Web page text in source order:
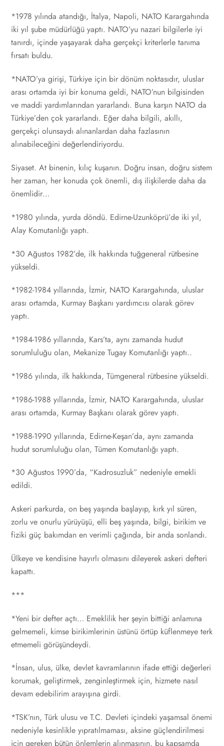
*1978 yılında atandığı, İtalya, Napoli, NATO Karargahında
iki yıl şube müdürlüğü yaptı. NATO’yu nazari bilgilerle iyi
tanırdı, içinde yaşayarak daha gerçekçi kriterlerle tanıma
fırsatı buldu.
*NATO’ya girişi, Türkiye için bir dönüm noktasıdır, uluslar
arası ortamda iyi bir konuma geldi, NATO’nun bilgisinden
ve maddi yardımlarından yararlandı. Buna karşın NATO da
Türkiye’den çok yararlandı. Eğer daha bilgili, akıllı,
gerçekçi olunsaydı alınanlardan daha fazlasının
alınabileceğini değerlendiriyordu.
Siyaset. At binenin, kılıç kuşanın. Doğru insan, doğru sistem
her zaman, her konuda çok önemli, dış ilişkilerde daha da
önemlidir…
*1980 yılında, yurda döndü. Edirne-Uzunköprü’de iki yıl,
Alay Komutanlığı yaptı.
*30 Ağustos 1982’de, ilk hakkında tuğgeneral rütbesine
yükseldi.
*1982-1984 yıllarında, İzmir, NATO Karargahında, uluslar
arası ortamda, Kurmay Başkanı yardımcısı olarak görev
yaptı.
*1984-1986 yıllarında, Kars’ta, aynı zamanda hudut
sorumluluğu olan, Mekanize Tugay Komutanlığı yaptı..
*1986 yılında, ilk hakkında, Tümgeneral rütbesine yükseldi.
*1986-1988 yıllarında, İzmir, NATO Karargahında, uluslar
arası ortamda, Kurmay Başkanı olarak görev yaptı.
*1988-1990 yıllarında, Edirne-Keşan’da, aynı zamanda
hudut sorumluluğu olan, Tümen Komutanlığı yaptı.
*30 Ağustos 1990’da, “Kadrosuzluk” nedeniyle emekli
edildi.
Askeri parkurda, on beş yaşında başlayıp, kırk yıl süren,
zorlu ve onurlu yürüyüşü, elli beş yaşında, bilgi, birikim ve
fiziki güç bakımdan en verimli çağında, bir anda sonlandı.
Ülkeye ve kendisine hayırlı olmasını dileyerek askeri defteri
kapattı.
***
*Yeni bir defter açtı… Emeklilik her şeyin bittiği anlamına
gelmemeli, kimse birikimlerinin üstünü örtüp küflenmeye terk
etmemeli görüşündeydi.
*İnsan, ulus, ülke, devlet kavramlarının ifade ettiği değerleri
korumak, geliştirmek, zenginleştirmek için, hizmete nasıl
devam edebilirim arayışına girdi.
*TSK’nın, Türk ulusu ve T.C. Devleti içindeki yaşamsal önemi
nedeniyle kesinlikle yıpratılmaması, aksine güçlendirilmesi
için gereken bütün önlemlerin alınmasının, bu kapsamda